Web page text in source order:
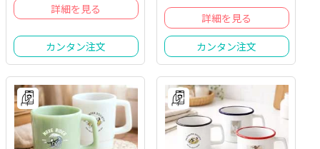
詳細を見る
カンタン注文
詳細を見る
カンタン注文